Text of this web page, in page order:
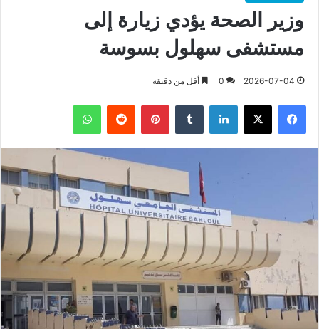
وزير الصحة يؤدي زيارة إلى
مستشفى سهلول بسوسة
2026-07-04
0 أقل من دقيقة
فيسبوك X لينكدإن بينتيريست واتساب